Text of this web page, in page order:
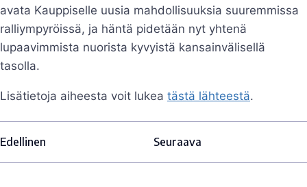
avata Kauppiselle uusia mahdollisuuksia suuremmissa
ralliympyröissä, ja häntä pidetään nyt yhtenä
lupaavimmista nuorista kyvyistä kansainvälisellä
tasolla.
Lisätietoja aiheesta voit lukea tästä lähteestä.
Edellinen Seuraava